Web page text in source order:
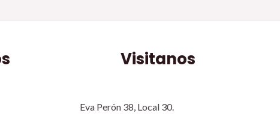
Visitanos
Eva Perón 38, Local 30.